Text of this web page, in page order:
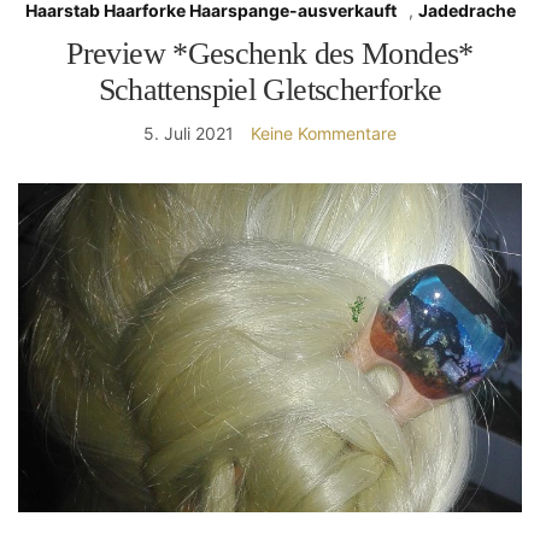
Haarstab Haarforke Haarspange-ausverkauft , Jadedrache
Preview *Geschenk des Mondes*
Schattenspiel Gletscherforke
5. Juli 2021 Keine Kommentare